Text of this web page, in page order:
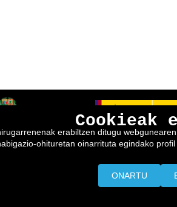
Cookieak
erabiltzen ditugu
ohituretan oinarrituta egindako
ONARTU